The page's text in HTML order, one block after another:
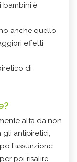
bambini è
anche quello
effetti
di
alta da non
antipiretici;
l’assunzione
poi risalire